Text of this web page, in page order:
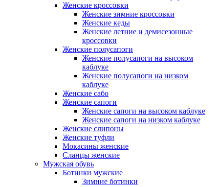
Женские кроссовки
Женские зимние кроссовки
Женские кеды
Женские летние и демисезонные
кроссовки
Женские полусапоги
Женские полусапоги на высоком
каблуке
Женские полусапоги на низком
каблуке
Женские сабо
Женские сапоги
Женские сапоги на высоком каблуке
Женские сапоги на низком каблуке
Женские слипоны
Женские туфли
Мокасины женские
Сланцы женские
Мужская обувь
Ботинки мужские
Зимние ботинки